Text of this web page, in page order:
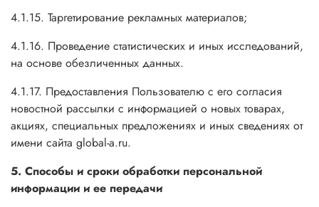
4.1.15. Таргетирование рекламных материалов;
4.1.16. Проведение статистических и иных исследований,
на основе обезличенных данных.
4.1.17. Предоставления Пользователю с его согласия
новостной рассылки с информацией о новых товарах,
акциях, специальных предложениях и иных сведениях от
имени сайта global-a.ru.
5. Способы и сроки обработки персональной
информации и ее передачи